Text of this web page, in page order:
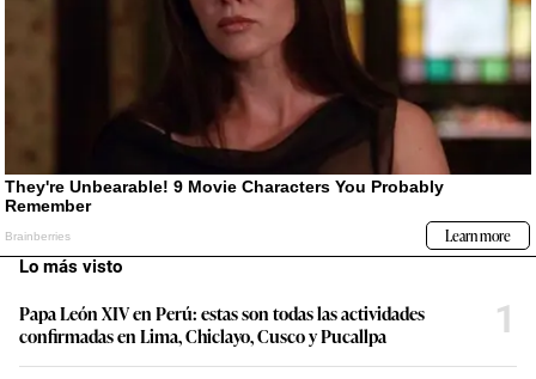
Lo más visto
Papa León XIV en Perú: estas son todas las actividades
confirmadas en Lima, Chiclayo, Cusco y Pucallpa
1